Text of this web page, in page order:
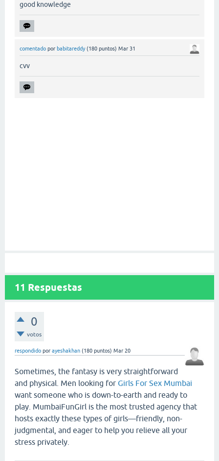
good knowledge
comentado por babitareddy (180 puntos) Mar 31
cvv
11 Respuestas
0
votos
respondido por ayeshakhan (180 puntos) Mar 20
Sometimes, the fantasy is very straightforward
and physical. Men looking for Girls For Sex Mumbai
want someone who is down-to-earth and ready to
play. MumbaiFunGirl is the most trusted agency that
hosts exactly these types of girls—friendly, non-
judgmental, and eager to help you relieve all your
stress privately.